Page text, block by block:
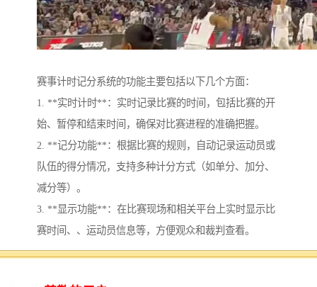
赛事计时记分系统的功能主要包括以下几个方面：
1. **实时计时**：实时记录比赛的时间，包括比赛的开
始、暂停和结束时间，确保对比赛进程的准确把握。
2. **记分功能**：根据比赛的规则，自动记录运动员或
队伍的得分情况，支持多种计分方式（如单分、加分、
减分等）。
3. **显示功能**：在比赛现场和相关平台上实时显示比
赛时间、、运动员信息等，方便观众和裁判查看。
4. **数据分析**：对比赛数据进行统计与分析，生成比